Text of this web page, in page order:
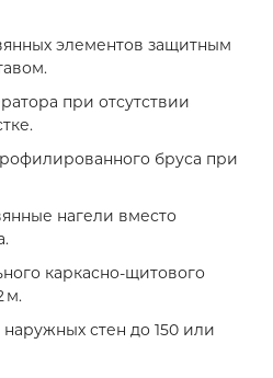
элементов защитным
при отсутствии
бруса при
нагели вместо
каркасно‑щитового
м.
стен до 150 или